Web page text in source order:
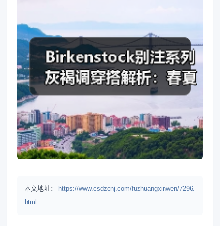
本文地址：
https://www.csdzcnj.com/fuzhuangxinwen/7296.
html